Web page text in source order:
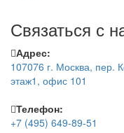
Связаться с
Адрес:
107076 г. Москва, пер.
этаж1, офис 101
Телефон:
+7 (495) 649-89-51